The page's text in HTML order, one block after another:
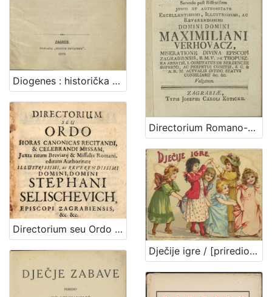
Diogenes : historička pripoviest XVIII. vieka / napisao August Šenoa
Directorium Romano-Zagrabiense ordinem juxta rubricas tam Missalis quam Breviarii Romani, nec non decreta s. r. c. et Missas celebrandi et horas canonicas recitandi : exhibens pro anno Domini M. DCC. XCIV. secundo post Bissextilem / jussu et authoritate ... Maximiliani Verhovacz, miseratione divina episcopi Zagrabiensis, ...
Directorium seu Ordo horas canonicas recitandi, & celebrandi Missam, juxta ritum Breviarij & Missalis Romani : In usum ejusdem Dioeceseos, cum propriis Sanctorum Patronorum festis. Pro anno Domini post bissextilem tertio
Dječije igre / [priredio J. V. Tenjac]